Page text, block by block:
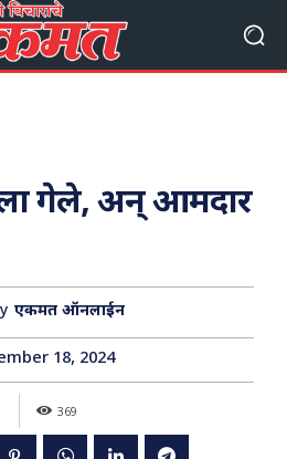
गेले, अन् आमदार
एकमत ऑनलाईन
18, 2024
369